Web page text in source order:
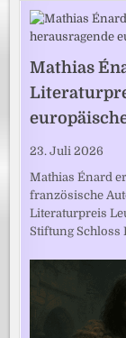
Mathias
23. Juli 2026
Mathias Énard
französische
Literaturpreis
Stiftung